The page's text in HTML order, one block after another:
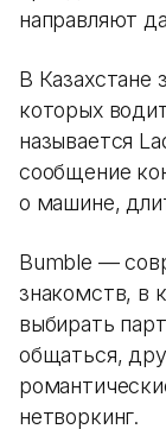
направляют
В Казахстане
которых
называется
сообщение
о машине,
Bumble —
знакомств, в
выбирать
общаться,
нетворкинг.